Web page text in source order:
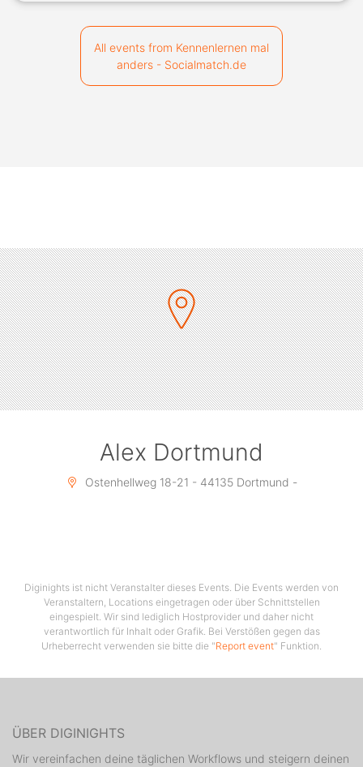
All events from Kennenlernen mal
anders - Socialmatch.de
Alex Dortmund
Ostenhellweg 18-21 - 44135 Dortmund -
Diginights ist nicht Veranstalter dieses Events. Die Events werden von
Veranstaltern, Locations eingetragen oder über Schnittstellen
eingespielt. Wir sind lediglich Hostprovider und daher nicht
verantwortlich für Inhalt oder Grafik. Bei Verstößen gegen das
Urheberrecht verwenden sie bitte die "Report event" Funktion.
ÜBER DIGINIGHTS
Wir vereinfachen deine täglichen Workflows und steigern deinen